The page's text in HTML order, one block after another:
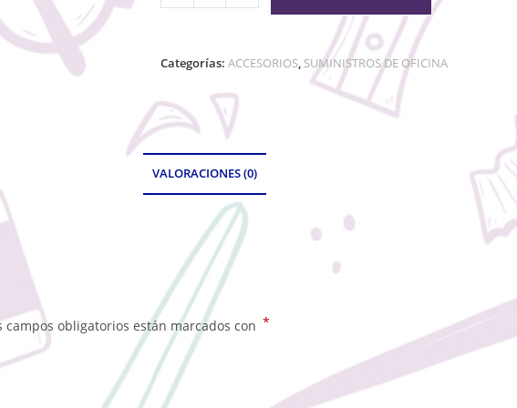
Categorías: ACCESORIOS, SUMINISTROS DE OFICINA
VALORACIONES (0)
campos obligatorios están marcados con *